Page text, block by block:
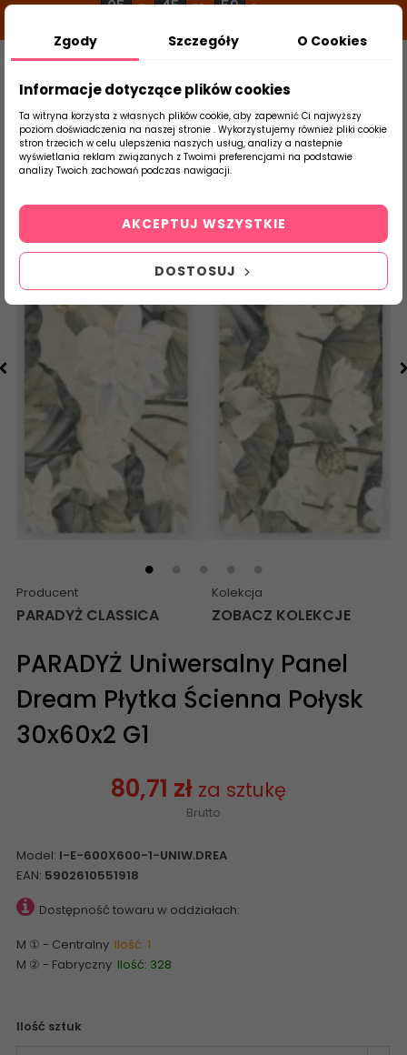
05 g 45 m 59 s
Szukaj
produktu
Strona Główna Płytki Łazienkowe
Producent
PARADYŻ CLASSICA
Kolekcja
ZOBACZ KOLEKCJE
PARADYŻ Uniwersalny Panel
Dream Płytka Ścienna Połysk
30x60x2 G1
80,71 zł za sztukę
Brutto
Model: I-E-600X600-1-UNIW.DREA
EAN: 5902610551918
Dostępność towaru w oddziałach:
M ① - Centralny Ilość: 1
M ② - Fabryczny Ilość: 328
Ilość sztuk
Zgody Szczegóły O Cookies
Informacje dotyczące plików cookies
Ta witryna korzysta z własnych plików cookie, aby zapewnić Ci najwyższy
poziom doświadczenia na naszej stronie . Wykorzystujemy również pliki cookie
stron trzecich w celu ulepszenia naszych usług, analizy a nastepnie
wyświetlania reklam związanych z Twoimi preferencjami na podstawie
analizy Twoich zachowań podczas nawigacji.
DOSTOSUJ
AKCEPTUJ WSZYSTKIE